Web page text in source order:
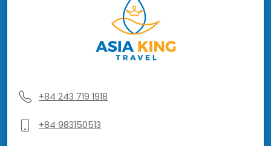
+84 243 719 1918
+84 983150513